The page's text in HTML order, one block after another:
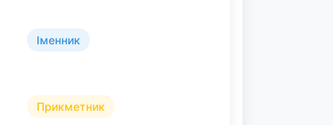
Іменник
Прикметник